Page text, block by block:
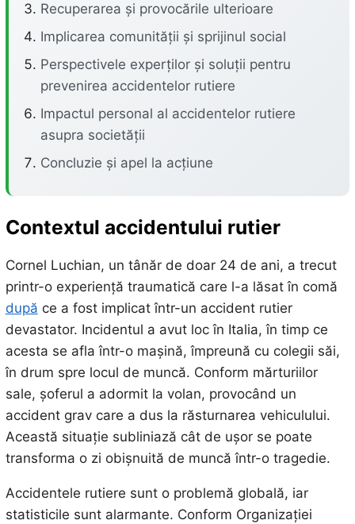
Recuperarea și provocările ulterioare
Implicarea comunității și sprijinul social
Perspectivele experților și soluții pentru
prevenirea accidentelor rutiere
Impactul personal al accidentelor rutiere
asupra societății
Concluzie și apel la acțiune
Contextul accidentului rutier
Cornel Luchian, un tânăr de doar 24 de ani, a trecut
printr-o experiență traumatică care l-a lăsat în comă
după ce a fost implicat într-un accident rutier
devastator. Incidentul a avut loc în Italia, în timp ce
acesta se afla într-o mașină, împreună cu colegii săi,
în drum spre locul de muncă. Conform mărturiilor
sale, șoferul a adormit la volan, provocând un
accident grav care a dus la răsturnarea vehiculului.
Această situație subliniază cât de ușor se poate
transforma o zi obișnuită de muncă într-o tragedie.
Accidentele rutiere sunt o problemă globală, iar
statisticile sunt alarmante. Conform Organizației